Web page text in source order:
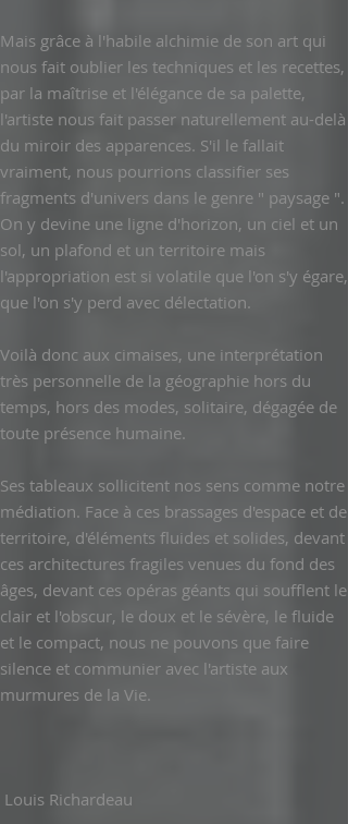
Mais grâce à l'habile alchimie de son art qui
nous fait oublier les techniques et les recettes,
par la maîtrise et l'élégance de sa palette,
l'artiste nous fait passer naturellement au-delà
du miroir des apparences. S'il le fallait
vraiment, nous pourrions classifier ses
fragments d'univers dans le genre " paysage ".
On y devine une ligne d'horizon, un ciel et un
sol, un plafond et un territoire mais
l'appropriation est si volatile que l'on s'y égare,
que l'on s'y perd avec délectation.
Voilà donc aux cimaises, une interprétation
très personnelle de la géographie hors du
temps, hors des modes, solitaire, dégagée de
toute présence humaine.
Ses tableaux sollicitent nos sens comme notre
médiation. Face à ces brassages d'espace et de
territoire, d'éléments fluides et solides, devant
ces architectures fragiles venues du fond des
âges, devant ces opéras géants qui soufflent le
clair et l'obscur, le doux et le sévère, le fluide
et le compact, nous ne pouvons que faire
silence et communier avec l'artiste aux
murmures de la Vie.
Louis Richardeau